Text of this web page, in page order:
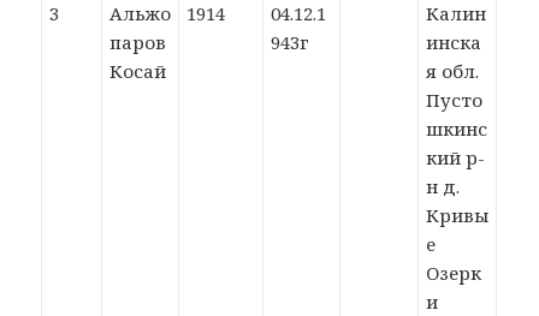
3
Альжо
паров
Косай
1914
04.12.1
943г
Калин
инска
я обл.
Пусто
шкинс
кий р-
н д.
Кривы
е
Озерк
и